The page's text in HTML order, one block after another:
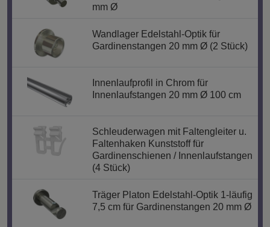
mm Ø
Wandlager Edelstahl-Optik für
Gardinenstangen 20 mm Ø (2 Stück)
Innenlaufprofil in Chrom für
Innenlaufstangen 20 mm Ø 100 cm
Schleuderwagen mit Faltengleiter u.
Faltenhaken Kunststoff für
Gardinenschienen / Innenlaufstangen
(4 Stück)
Träger Platon Edelstahl-Optik 1-läufig
7,5 cm für Gardinenstangen 20 mm Ø